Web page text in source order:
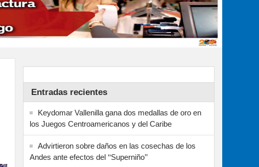
Entradas recientes
Keydomar Vallenilla gana dos medallas de oro en
los Juegos Centroamericanos y del Caribe
Advirtieron sobre daños en las cosechas de los
Andes ante efectos del ‘‘Superniño’’